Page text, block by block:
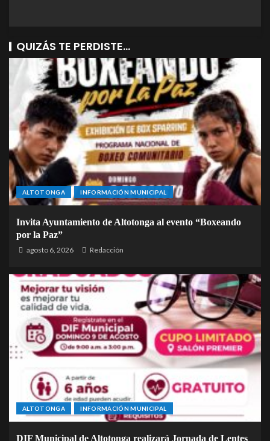
QUIZÁS TE PERDISTE...
ALTOTONGA INFORMACIÓN MUNICIPAL
Invita Ayuntamiento de Altotonga al evento “Boxeando
por la Paz”
agosto 6, 2026 Redacción
ALTOTONGA INFORMACIÓN MUNICIPAL
DIF Municipal de Altotonga realizará Jornada de Lentes